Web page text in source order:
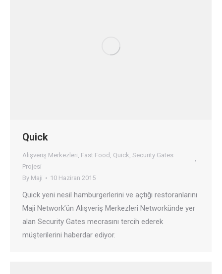
Quick
Alışveriş Merkezleri, Fast Food , Quick, Security Gates
Projesi
By Maji 10 Haziran 2015
Quick yeni nesil hamburgerlerini ve açtığı restoranlarını
Maji Network’ün Alışveriş Merkezleri Networkünde yer
alan Security Gates mecrasını tercih ederek
müşterilerini haberdar ediyor.